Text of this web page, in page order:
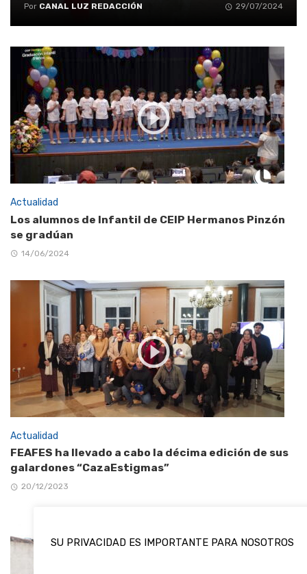
Por CANAL LUZ REDACCIÓN 29/07/2024
Actualidad
Los alumnos de Infantil de CEIP Hermanos Pinzón
se gradúan
14/06/2024
Actualidad
FEAFES ha llevado a cabo la décima edición de sus
galardones “CazaEstigmas”
20/12/2023
SU PRIVACIDAD ES IMPORTANTE PARA NOSOTROS